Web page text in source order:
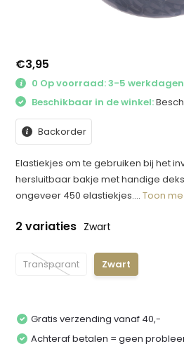
€3,95
0 Op voorraad: 3-5 werkdagen
Beschikbaar in de winkel:
Backorder
Elastiekjes om te gebruiken bij het
hersluitbaar bakje met handige
ongeveer 450 elastiekjes....Toon
2 variaties Zwart
Transparant Zwart
Gratis verzending vanaf 40,-
Achteraf betalen = geen